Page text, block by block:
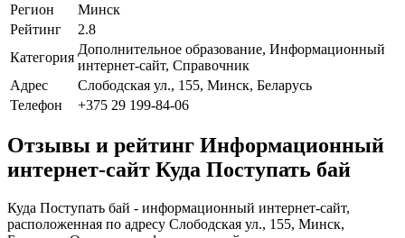
Регион
Минск
Рейтинг
2.8
Категория
Дополнительное образование, Информационный
интернет-сайт, Справочник
Адрес
Слободская ул., 155, Минск, Беларусь
Телефон
+375 29 199-84-06
Отзывы и рейтинг Информационный
интернет-сайт Куда Поступать бай
Куда Поступать бай - информационный интернет-сайт,
расположенная по адресу Слободская ул., 155, Минск,